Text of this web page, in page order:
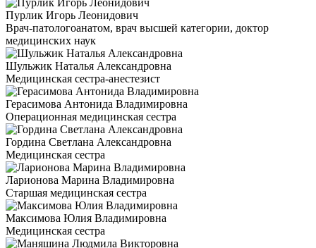
Пурлик Игорь Леонидович
Врач-патологоанатом, врач высшей категории, доктор
медицинских наук
Шульжик Наталья Александровна
Медицинская сестра-анестезист
Герасимова Антонида Владимировна
Операционная медицинская сестра
Гордина Светлана Александровна
Медицинская сестра
Ларионова Марина Владимировна
Старшая медицинская сестра
Максимова Юлия Владимировна
Медицинская сестра